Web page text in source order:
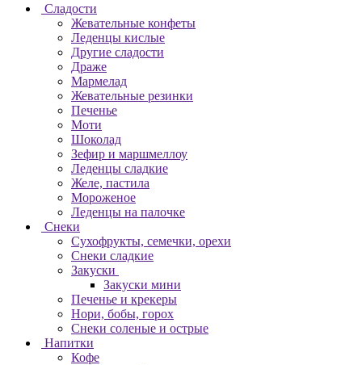
Сладости
Жевательные конфеты
Леденцы кислые
Другие сладости
Драже
Мармелад
Жевательные резинки
Печенье
Моти
Шоколад
Зефир и маршмеллоу
Леденцы сладкие
Желе, пастила
Мороженое
Леденцы на палочке
Снеки
Сухофрукты, семечки, орехи
Снеки сладкие
Закуски
Закуски мини
Печенье и крекеры
Нори, бобы, горох
Снеки соленые и острые
Напитки
Кофе